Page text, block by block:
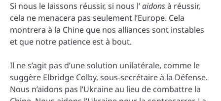
Si nous le laissons réussir, si nous l’aidonsà réussir,
cela ne menacera pas seulement l’Europe. Cela
montrera à la Chine que nos alliances sont instables
et que notre patience est à bout.
Il ne s’agit pas d’une solution unilatérale, comme le
suggère Elbridge Colby, sous-secrétaire à la Défense.
Nous n’aidons pas l’Ukraine au lieu de combattre la